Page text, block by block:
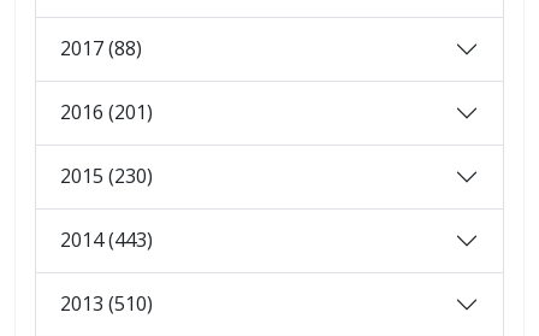
2017 (88)
2016 (201)
2015 (230)
2014 (443)
2013 (510)